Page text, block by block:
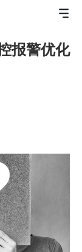
报警优化